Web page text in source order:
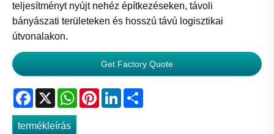
teljesítményt nyújt nehéz építkezéseken, távoli
bányászati ​​területeken és hosszú távú logisztikai
útvonalakon.
Get Factory Quote
Facebook
X WhatsApp
PinterestLinkedIn
termékleírás